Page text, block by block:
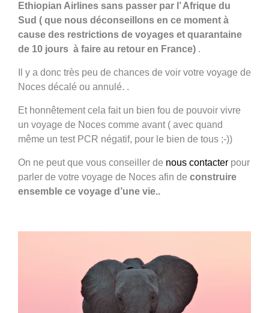
Ethiopian Airlines sans passer par l’ Afrique du
Sud ( que nous déconseillons en ce moment à
cause des restrictions de voyages et quarantaine
de 10 jours à faire au retour en France) .
Il y a donc très peu de chances de voir votre voyage de
Noces décalé ou annulé. .
Et honnêtement cela fait un bien fou de pouvoir vivre
un voyage de Noces comme avant ( avec quand
même un test PCR négatif, pour le bien de tous ;-))
On ne peut que vous conseiller de nous contacter pour
parler de votre voyage de Noces afin de construire
ensemble ce voyage d’une vie..